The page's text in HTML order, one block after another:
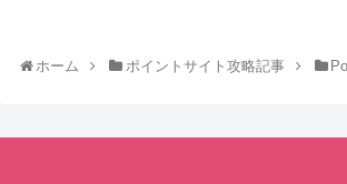
ホーム ポイントサイト攻略記事